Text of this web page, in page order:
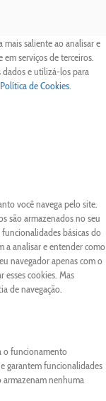
saliente ao analisar e
serviços de terceiros.
dados e utilizá-los para
Política de Cookies.
você navega pelo site.
são armazenados no seu
básicas do
a analisar e entender como
navegador apenas com o
esses cookies. Mas
de navegação.
o funcionamento
garantem funcionalidades
armazenam nenhuma